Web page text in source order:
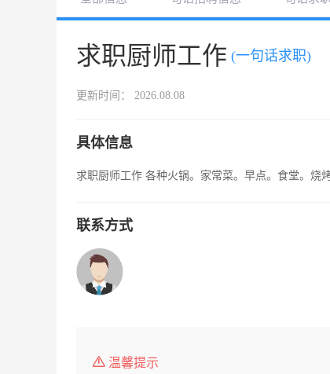
求职厨师工作 (一句话求职)
更新时间： 2026.08.08
具体信息
求职厨师工作 各种火锅。家常菜。早点。食堂。烧
联系方式
温馨提示